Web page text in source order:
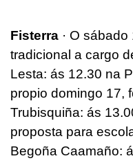
Fisterra · O
tradicional a cargo
Lesta: ás 12.30 na
propio domingo 17,
Trubisquiña: ás
proposta para
Begoña Caamaño: